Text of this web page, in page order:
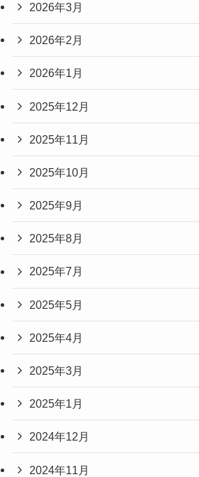
2026年3月
2026年2月
2026年1月
2025年12月
2025年11月
2025年10月
2025年9月
2025年8月
2025年7月
2025年5月
2025年4月
2025年3月
2025年1月
2024年12月
2024年11月